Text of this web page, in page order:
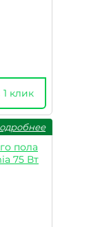
клик
пола
75 Вт